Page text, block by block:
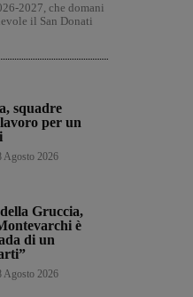
2027, che domani
il San Donati
squadre
per un
Agosto 2026
Gruccia,
è
di un
Agosto 2026